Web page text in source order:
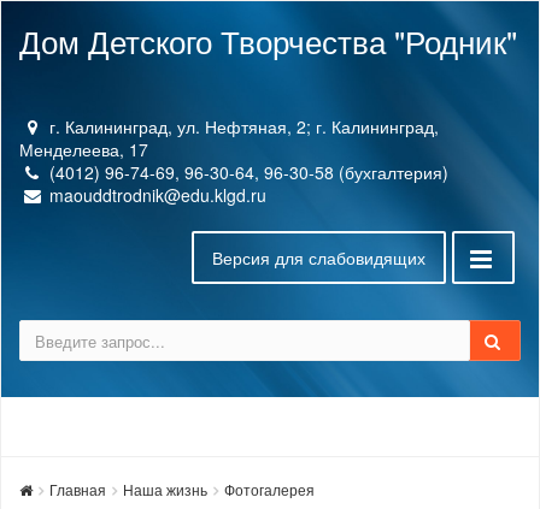
Дом Детского Творчества "Родник"
г. Калининград, ул. Нефтяная, 2; г. Калининград,
Менделеева, 17
(4012) 96-74-69, 96-30-64, 96-30-58 (бухгалтерия)
maouddtrodnik@edu.klgd.ru
Версия для слабовидящих
Главная Наша жизнь Фотогалерея